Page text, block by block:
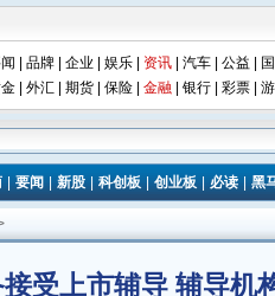
品牌| 企业 娱乐| 资讯| 汽车| 公益
| 外汇| 期货| 保险| 金融| 银行 彩票|
|要闻 |新股|科创板|创业板|必读|黑
受上市辅导 辅导机